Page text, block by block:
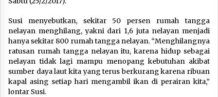
Susi menyebutkan, sekitar 50 persen rumah tangga
nelayan menghilang, yakni dari 1,6 juta nelayan menjadi
hanya sekitar 800 rumah tangga nelayan. “Menghilangnya
ratusan rumah tangga nelayan itu, karena hidup sebagai
nelayan tidak lagi mampu menopang kebutuhan akibat
sumber daya laut kita yang terus berkurang karena ribuan
kapal asing setiap hari mengambil ikan di perairan kita,”
lontar Susi.